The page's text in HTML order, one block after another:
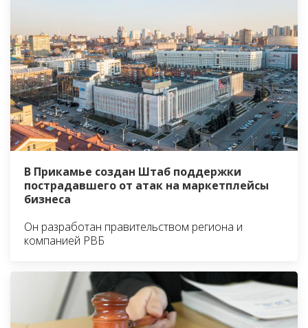
В Прикамье создан Штаб поддержки
пострадавшего от атак на маркетплейсы
бизнеса
Он разработан правительством региона и
компанией РВБ